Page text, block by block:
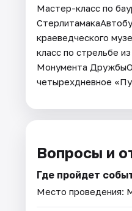
Мастер-класс по
краеведческого
класс по стрельбе
Монумента
четырехдневное
Вопросы и
Где пройдет
Место проведения: